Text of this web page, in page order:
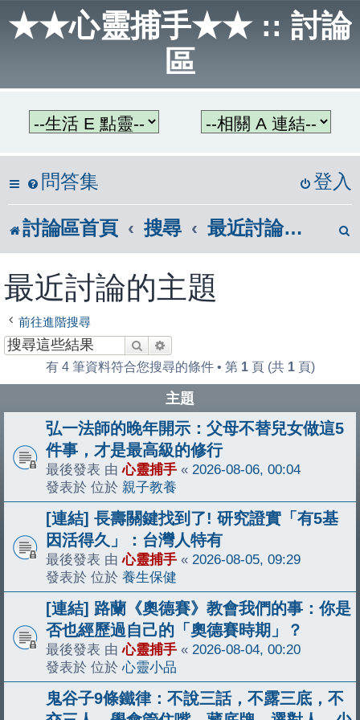
★★心靈捕手★★ :: 討論
區
問答集 登入
討論區首頁 搜尋 最近討論的主題
最近討論的主題
前往進階搜尋
搜尋
有 4 筆資料符合您搜尋的條件 • 第 1頁 (共 1頁)
主題
弘一法師的晚年開示：父母不替兒女做這5
件事，才是最高級的修行
最後發表 由心靈捕手 « 2026-08-06, 00:04
發表於 位於 親子教養
[連結] 長壽關鍵找到了! 研究證實「有5基
因活得久」：台灣人特有
最後發表 由心靈捕手 « 2026-08-05, 09:29
發表於 位於 養生保健
[連結] 路蘭《奧德賽》教會我們的事：你是
否也經歷過自己的「奧德賽時期」？
最後發表 由心靈捕手 « 2026-08-04, 00:20
發表於 位於心靈小品
鬼谷子9條鐵律：不說三話，不露三底，不